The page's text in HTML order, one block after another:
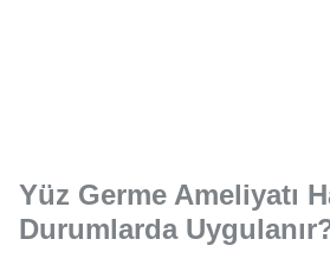
Yüz Germe Ameliyatı
Durumlarda